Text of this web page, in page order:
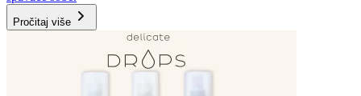
Pročitaj više